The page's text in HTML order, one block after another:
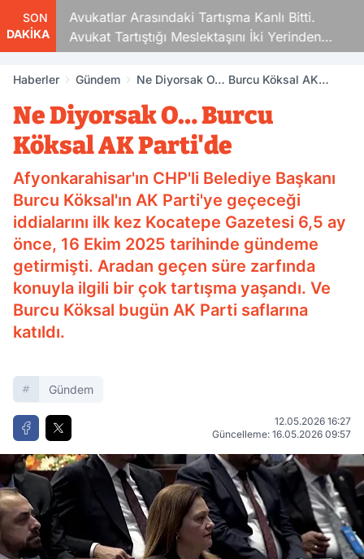
SON
DAKİKA
Avukatlar Arasındaki Tartışma Kanlı Bitti.
Avukat Tartıştığı Meslektaşını İki Yerinden
Vurdu
Haberler Gündem
Ne Diyorsak O… Burcu Köksal AK
Ne Diyorsak O… Burcu
Köksal AK Parti'de
Afyonkarahisar'ın CHP'li Belediye Başkanı
Burcu Köksal'ın AK Parti'ye geçeceği
iddialarını ilk kez Kocatepe Gazetesi 6,5 ay
önce, 16 Ekim 2025 tarihinde gündeme
getirmişti. Aradan geçen süre zarfında
konuyla ilgili bir çok tartışma yaşandı. Ve
Burcu Köksal bugün AK Parti saflarına
katıldı.
Gündem
12.05.2026 16:27
Güncelleme: 16.05.2026 09:57